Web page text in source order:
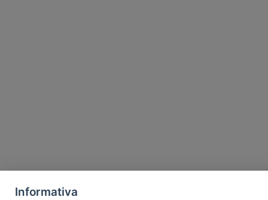
Informativa